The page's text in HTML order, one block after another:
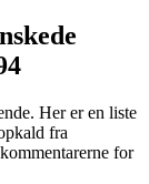
Her er en liste
fra
for